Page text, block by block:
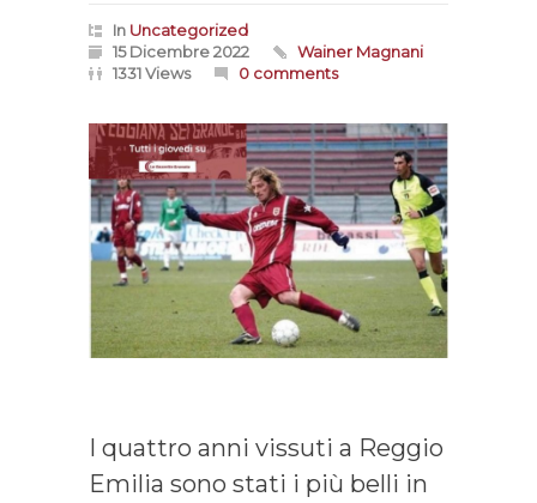
In Uncategorized
15 Dicembre 2022
Wainer Magnani
1331 Views
0 comments
I quattro anni vissuti a Reggio
Emilia sono stati i più belli in